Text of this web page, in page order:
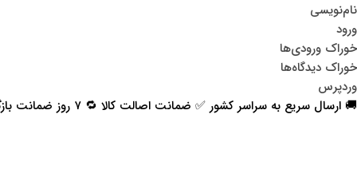
نام‌نویسی
ورود
خوراک ورودی‌ها
خوراک دیدگاه‌ها
وردپرس
🚚 ارسال سریع به سراسر کشور ✅ ضمانت اصالت کالا 🔁 ۷ روز ضمانت بازگشت 📞 پشتیبانی واقعی